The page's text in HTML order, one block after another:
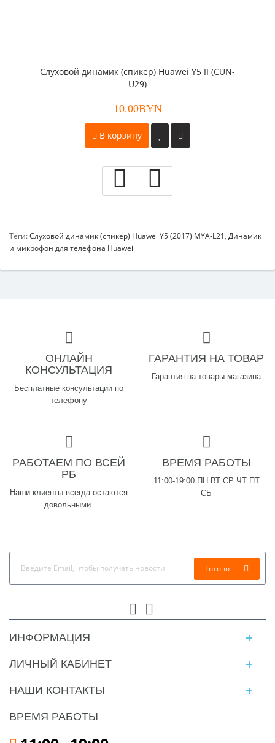
Слуховой динамик (спикер) Huawei Y5 II (CUN-
U29)
10.00BYN
В корзину
Теги:Слуховой динамик (спикер) Huawei Y5 (2017) MYA-L21, Динамик
и микрофон для телефона Huawei
ОНЛАЙН
КОНСУЛЬТАЦИЯ
Бесплатные консультации по
телефону
ГАРАНТИЯ НА ТОВАР
Гарантия на товары магазина
РАБОТАЕМ ПО ВСЕЙ
РБ
Наши клиенты всегда остаются
довольными.
ВРЕМЯ РАБОТЫ
11:00-19:00 ПН ВТ СР ЧТ ПТ
СБ
Готово
ИНФОРМАЦИЯ
ЛИЧНЫЙ КАБИНЕТ
НАШИ КОНТАКТЫ
ВРЕМЯ РАБОТЫ